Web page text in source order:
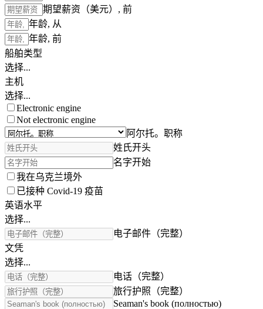
期望薪资（美元）, 前
年龄, 从
年龄, 前
船舶类型
选择...
主机
选择...
Electronic engine
Not electronic engine
阿尔托。职称
姓氏开头
名字开始
我在乌克兰境外
已接种 Covid-19 疫苗
英语水平
选择...
电子邮件（完整）
文凭
选择...
电话（完整）
旅行护照（完整）
Seaman's book (полностью)